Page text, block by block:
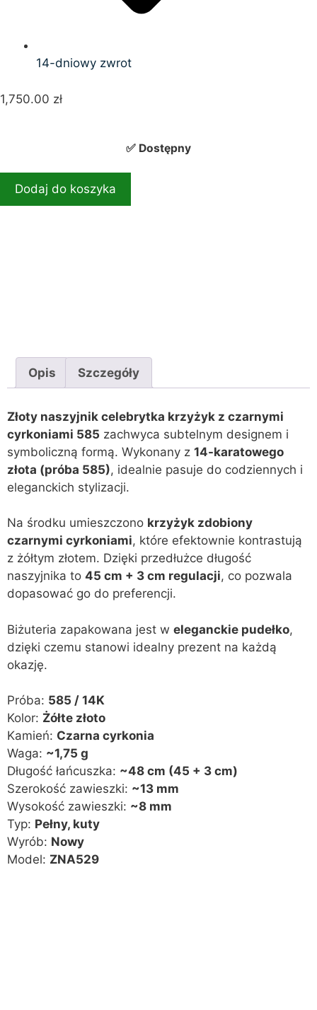
14-dniowy zwrot
1,750.00 zł
✅ Dostępny
Dodaj do koszyka
Opis Szczegóły
Złoty naszyjnik celebrytka krzyżyk z czarnymi
cyrkoniami 585 zachwyca subtelnym designem i
symboliczną formą. Wykonany z 14-karatowego
złota (próba 585), idealnie pasuje do codziennych i
eleganckich stylizacji.
Na środku umieszczono krzyżyk zdobiony
czarnymi cyrkoniami, które efektownie kontrastują
z żółtym złotem. Dzięki przedłużce długość
naszyjnika to 45 cm + 3 cm regulacji, co pozwala
dopasować go do preferencji.
Biżuteria zapakowana jest w eleganckie pudełko,
dzięki czemu stanowi idealny prezent na każdą
okazję.
Próba: 585 / 14K
Kolor: Żółte złoto
Kamień: Czarna cyrkonia
Waga: ~1,75 g
Długość łańcuszka: ~48 cm (45 + 3 cm)
Szerokość zawieszki: ~13 mm
Wysokość zawieszki: ~8 mm
Typ: Pełny, kuty
Wyrób: Nowy
Model: ZNA529